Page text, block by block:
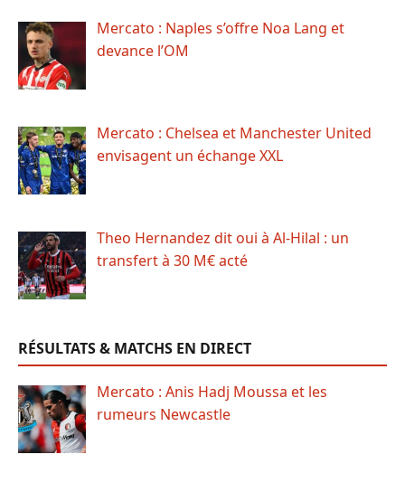
Mercato : Naples s’offre Noa Lang et
devance l’OM
Mercato : Chelsea et Manchester United
envisagent un échange XXL
Theo Hernandez dit oui à Al-Hilal : un
transfert à 30 M€ acté
RÉSULTATS & MATCHS EN DIRECT
Mercato : Anis Hadj Moussa et les
rumeurs Newcastle